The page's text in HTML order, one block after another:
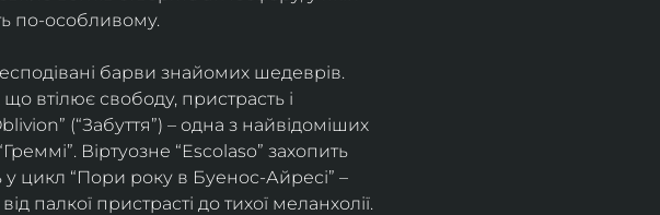
по-особливому.
барви знайомих шедеврів.
втілює свободу, пристрасть і
(“Забуття”) – одна з найвідоміших
Віртуозне “Escolaso” захопить
у цикл “Пори року в Буенос-Айресі” –
палкої пристрасті до тихої меланхолії.